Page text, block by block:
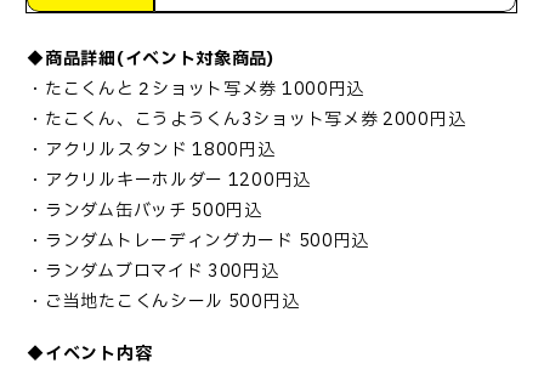
◆商品詳細(イベント対象商品)
・たこくんと２ショット写メ券 1000円込
・たこくん、こうようくん3ショット写メ券 2000円込
・アクリルスタンド 1800円込
・アクリルキーホルダー 1200円込
・ランダム缶バッチ 500円込
・ランダムトレーディングカード 500円込
・ランダムブロマイド 300円込
・ご当地たこくんシール 500円込
◆イベント内容